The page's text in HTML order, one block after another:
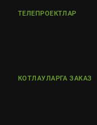
ТЕЛЕПРОЕКТЛАР
КОТЛАУЛАРГА ЗАКАЗ